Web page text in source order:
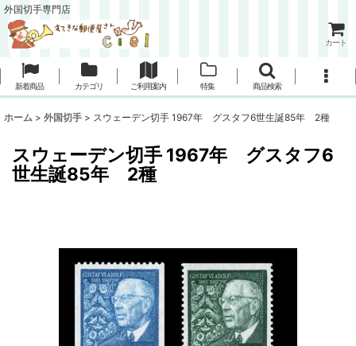
外国切手専門店
カート
新着商品 カテゴリ ご利用案内 特集 商品検索
ホーム > 外国切手 > スウェーデン切手 1967年 グスタフ6世生誕85年 2種
スウェーデン切手 1967年 グスタフ6
世生誕85年 2種